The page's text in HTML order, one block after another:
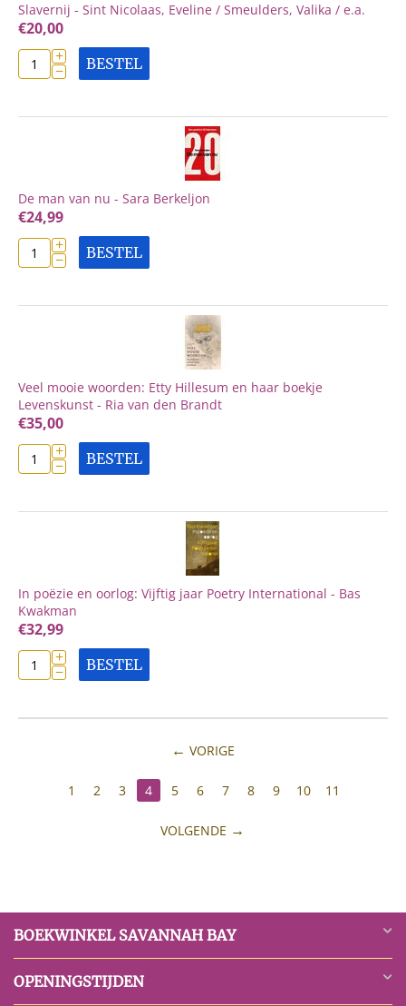
Slavernij - Sint Nicolaas, Eveline / Smeulders, Valika / e.a.
€20,00
+
− BESTEL
De man van nu - Sara Berkeljon
€24,99
+
− BESTEL
Veel mooie woorden: Etty Hillesum en haar boekje
Levenskunst - Ria van den Brandt
€35,00
+
− BESTEL
In poëzie en oorlog: Vijftig jaar Poetry International - Bas
Kwakman
€32,99
+
− BESTEL
VORIGE
1 2 3 4 5 6 7 8 9 10 11
VOLGENDE
BOEKWINKEL SAVANNAH BAY
OPENINGSTIJDEN